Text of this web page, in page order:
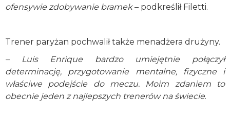
ofensywie zdobywanie bramek– podkreślił Filetti.
Trener paryżan pochwalił także menadżera drużyny.
– Luis Enrique bardzo umiejętnie połączył
determinację, przygotowanie mentalne, fizyczne i
właściwe podejście do meczu. Moim zdaniem to
obecnie jeden z najlepszych trenerów na świecie.